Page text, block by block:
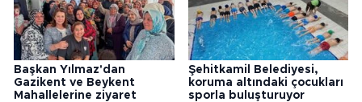
Başkan Yılmaz'dan
Gazikent ve Beykent
Mahallelerine ziyaret
Şehitkamil Belediyesi,
koruma altındaki çocukları
sporla buluşturuyor